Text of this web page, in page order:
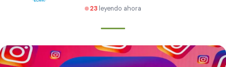
23 leyendo ahora